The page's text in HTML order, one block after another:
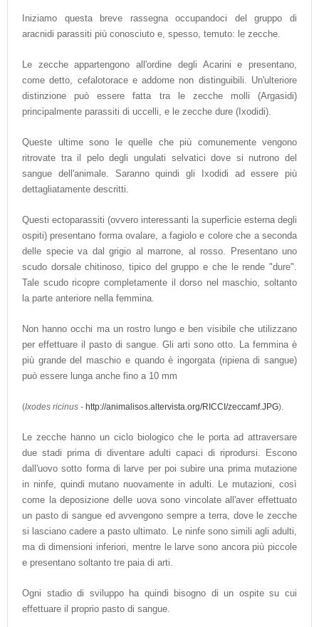
Iniziamo questa breve rassegna occupandoci del gruppo di
aracnidi parassiti più conosciuto e, spesso, temuto: le zecche.
Le zecche appartengono all'ordine degli Acarini e presentano,
come detto, cefalotorace e addome non distinguibili. Un'ulteriore
distinzione può essere fatta tra le zecche molli (Argasidi)
principalmente parassiti di uccelli, e le zecche dure (Ixodidi).
Queste ultime sono le quelle che più comunemente vengono
ritrovate tra il pelo degli ungulati selvatici dove si nutrono del
sangue dell'animale. Saranno quindi gli Ixodidi ad essere più
dettagliatamente descritti.
Questi ectoparassiti (ovvero interessanti la superficie esterna degli
ospiti) presentano forma ovalare, a fagiolo e colore che a seconda
delle specie va dal grigio al marrone, al rosso. Presentano uno
scudo dorsale chitinoso, tipico del gruppo e che le rende "dure".
Tale scudo ricopre completamente il dorso nel maschio, soltanto
la parte anteriore nella femmina.
Non hanno occhi ma un rostro lungo e ben visibile che utilizzano
per effettuare il pasto di sangue. Gli arti sono otto. La femmina è
più grande del maschio e quando è ingorgata (ripiena di sangue)
può essere lunga anche fino a 10 mm
(Ixodes ricinus - http://animalisos.altervista.org/RICCI/zeccamf.JPG).
Le zecche hanno un ciclo biologico che le porta ad attraversare
due stadi prima di diventare adulti capaci di riprodursi. Escono
dall'uovo sotto forma di larve per poi subire una prima mutazione
in ninfe, quindi mutano nuovamente in adulti. Le mutazioni, così
come la deposizione delle uova sono vincolate all'aver effettuato
un pasto di sangue ed avvengono sempre a terra, dove le zecche
si lasciano cadere a pasto ultimato. Le ninfe sono simili agli adulti,
ma di dimensioni inferiori, mentre le larve sono ancora più piccole
e presentano soltanto tre paia di arti.
Ogni stadio di sviluppo ha quindi bisogno di un ospite su cui
effettuare il proprio pasto di sangue.